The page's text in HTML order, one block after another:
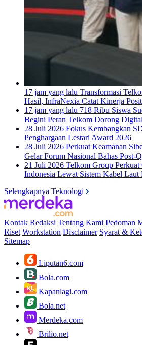
17 jam yang lalu Transformasi
Hasil, InfraNexia Catat Kinerja
17 jam yang lalu 718 Ribu Siswa
Begini Peran Telkom Dorong
28 Juli 2026 Fokus Kembangkan
Penghargaan Lestari Award 2026
28 Juli 2026 Perkuat Keamanan
Gelar Forum Nasional Bahas Post-
21 Juli 2026 Telkom Group
Indonesia Lewat Sistem Kabel
Selengkapnya Teknologi
Kontak Redaksi Tentang Kami Pedoman
Riset Workstation Disclaimer Syarat &
Sitemap
Liputan6.com
Bola.com
Kapanlagi.com
Bola.net
Merdeka.com
Brilio.net